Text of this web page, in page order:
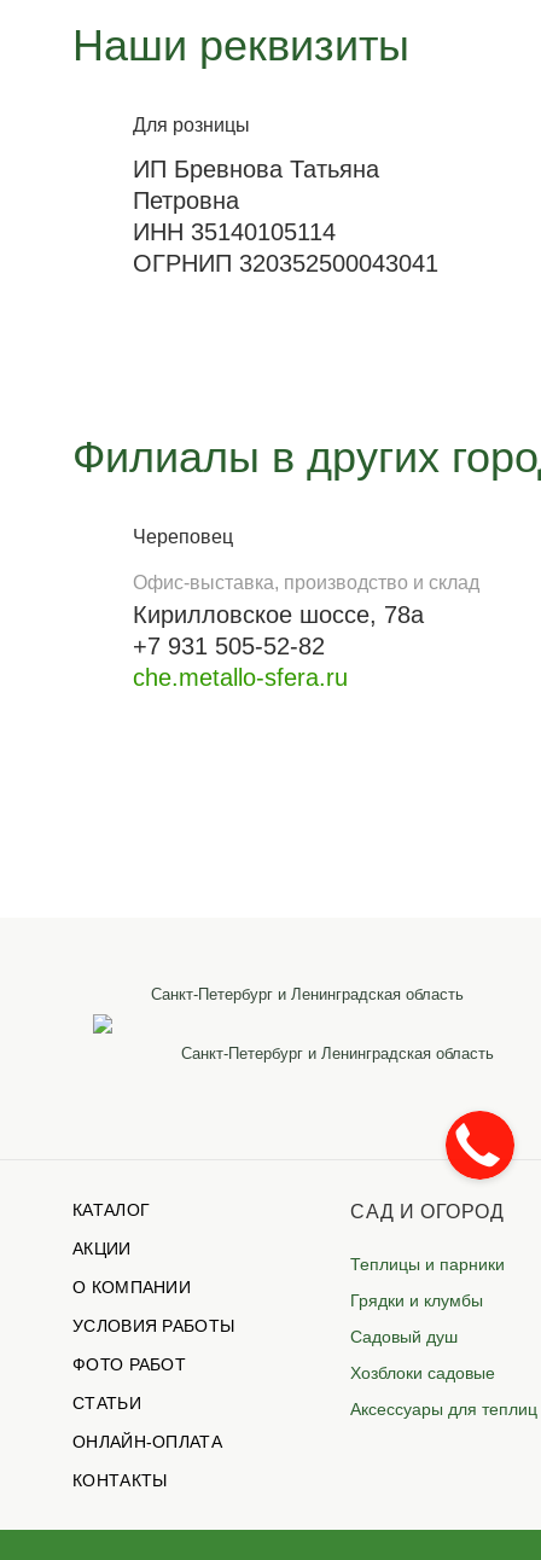
Наши реквизиты
Для розницы
ИП Бревнова Татьяна
Петровна
ИНН 35140105114
ОГРНИП 320352500043041
Филиалы в других
Череповец
Офис-выставка, производство и склад
Кирилловское шоссе, 78а
+7 931 505-52-82
che.metallo-sfera.ru
Санкт-Петербург и Ленинградская область
Санкт-Петербург и Ленинградская область
КАТАЛОГ
АКЦИИ
О КОМПАНИИ
УСЛОВИЯ РАБОТЫ
ФОТО РАБОТ
СТАТЬИ
ОНЛАЙН-ОПЛАТА
КОНТАКТЫ
САД И ОГОРОД
Теплицы и парники
Грядки и клумбы
Садовый душ
Хозблоки садовые
Аксессуары для теплиц